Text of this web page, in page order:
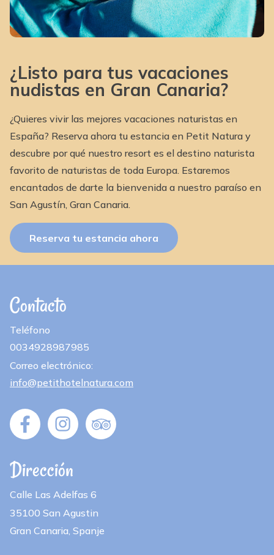
¿Listo para tus vacaciones
nudistas en Gran Canaria?
¿Quieres vivir las mejores vacaciones naturistas en
España? Reserva ahora tu estancia en Petit Natura y
descubre por qué nuestro resort es el destino naturista
favorito de naturistas de toda Europa. Estaremos
encantados de darte la bienvenida a nuestro paraíso en
San Agustín, Gran Canaria.
Reserva tu estancia ahora
Contacto
Teléfono
0034928987985
Correo electrónico:
info@petithotelnatura.com
Dirección
Calle Las Adelfas 6
35100 San Agustin
Gran Canaria, Spanje